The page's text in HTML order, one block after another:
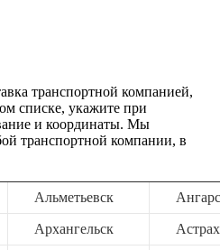
транспортной компанией,
списке, укажите при
и координаты. Мы
транспортной компании, в
Альметьевск
Архангельск